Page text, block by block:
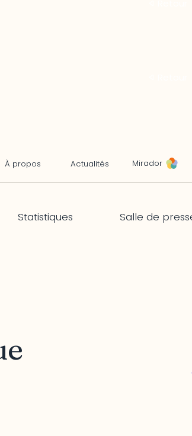
À propos Actualités Mirador
Statistiques Salle de